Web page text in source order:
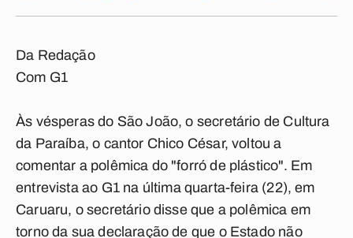
Da Redação
Com G1
Às vésperas do São João, o secretário de Cultura
da Paraíba, o cantor Chico César, voltou a
comentar a polêmica do "forró de plástico". Em
entrevista ao G1 na última quarta-feira (22), em
Caruaru, o secretário disse que a polêmica em
torno da sua declaração de que o Estado não